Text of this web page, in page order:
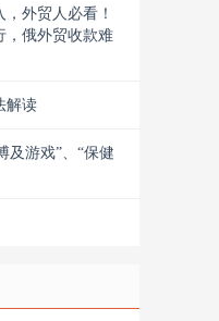
外贸人必看！
，俄外贸收款难
解读
及游戏”、“保健